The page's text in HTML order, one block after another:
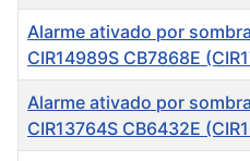
Alarme ativado por
CIR14989S CB7868E
Alarme ativado por
CIR13764S CB6432E